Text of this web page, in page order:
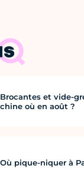
Brocantes et vide-
chine où en août ?
Où pique-niquer à